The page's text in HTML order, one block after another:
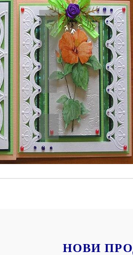
И ПЕЧАТИ ЗА
ПЕЧАТИ
ПЕЧАТИ И
ЗА ВОСЪК И ЦВЕТНИ
Tweet
НОВИ